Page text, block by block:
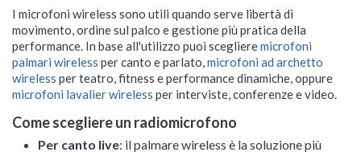
I microfoni wireless sono utili quando serve libertà di
movimento, ordine sul palco e gestione più pratica della
performance. In base all'utilizzo puoi sceglieremicrofoni
palmari wireless per canto e parlato,microfoni ad archetto
wireless per teatro, fitness e performance dinamiche, oppure
microfoni lavalier wireless per interviste, conferenze e video.
Come scegliere un radiomicrofono
Per canto live: il palmare wireless è la soluzione più